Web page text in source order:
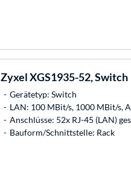
ZyxelXGS1935-52, Switch
Gerätetyp: Switch
LAN: 100 MBit/s, 1000 MBit/s,
Anschlüsse: 52x RJ-45 (LAN)
Bauform/Schnittstelle: Rack